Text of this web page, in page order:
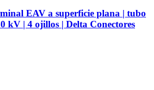
EAV a superficie plana | tubo
kV | 4 ojillos | Delta Conectores